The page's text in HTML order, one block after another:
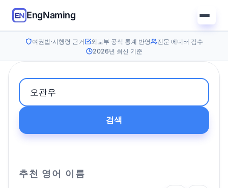
EngNaming
여권법·시행령 근거 외교부 공식 통계 반영
전문 에디터 검수
2026년 최신 기준
검색
추천 영어 이름